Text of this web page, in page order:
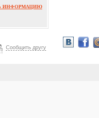
ИНФОРМАЦИЮ
Сообщить другу